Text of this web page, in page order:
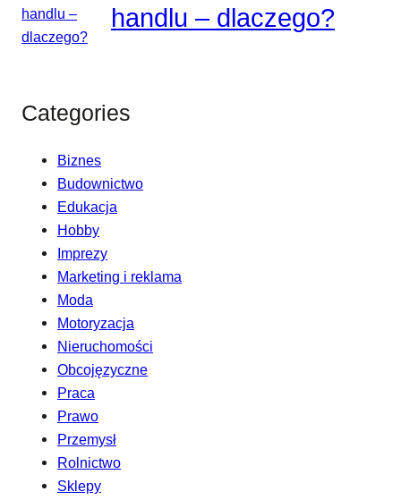
handlu – dlaczego?
Categories
Biznes
Budownictwo
Edukacja
Hobby
Imprezy
Marketing i reklama
Moda
Motoryzacja
Nieruchomości
Obcojęzyczne
Praca
Prawo
Przemysł
Rolnictwo
Sklepy